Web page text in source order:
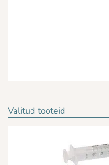
Valitud tooteid